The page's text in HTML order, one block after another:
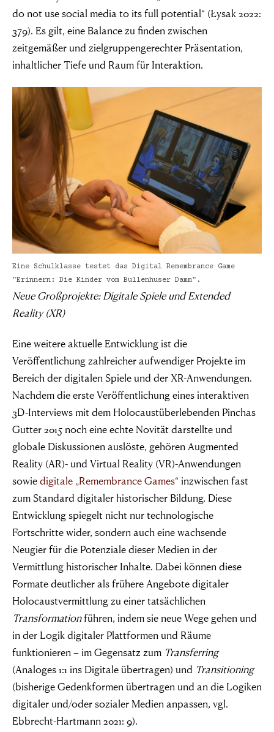
do not use social media to its full potential“ (Łysak 2022:
379). Es gilt, eine Balance zu finden zwischen
zeitgemäßer und zielgruppengerechter Präsentation,
inhaltlicher Tiefe und Raum für Interaktion.
Eine Schulklasse testet das Digital Remembrance Game
"Erinnern: Die Kinder vom Bullenhuser Damm".
Neue Großprojekte: Digitale Spiele und Extended
Reality (XR)
Eine weitere aktuelle Entwicklung ist die
Veröffentlichung zahlreicher aufwendiger Projekte im
Bereich der digitalen Spiele und der XR-Anwendungen.
Nachdem die erste Veröffentlichung eines interaktiven
3D-Interviews mit dem Holocaustüberlebenden Pinchas
Gutter 2015 noch eine echte Novität darstellte und
globale Diskussionen auslöste, gehören Augmented
Reality (AR)- und Virtual Reality (VR)-Anwendungen
sowiedigitale „Remembrance Games“inzwischen fast
zum Standard digitaler historischer Bildung. Diese
Entwicklung spiegelt nicht nur technologische
Fortschritte wider, sondern auch eine wachsende
Neugier für die Potenziale dieser Medien in der
Vermittlung historischer Inhalte. Dabei können diese
Formate deutlicher als frühere Angebote digitaler
Holocaustvermittlung zu einer tatsächlichen
Transformationführen, indem sie neue Wege gehen und
in der Logik digitaler Plattformen und Räume
funktionieren – im Gegensatz zum Transferring
(Analoges 1:1 ins Digitale übertragen) und Transitioning
(bisherige Gedenkformen übertragen und an die Logiken
digitaler und/oder sozialer Medien anpassen, vgl.
Ebbrecht-Hartmann 2021: 9).
unternehmen”
Simon Wiesenthal (1908 – 2005)